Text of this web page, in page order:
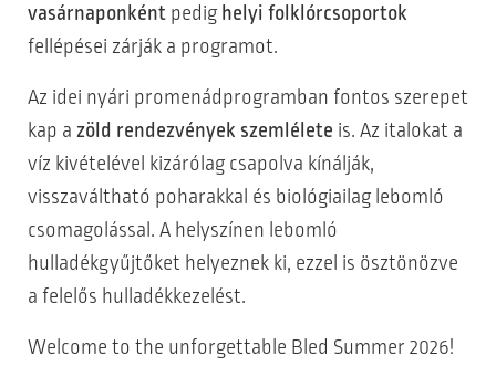
vasárnaponként pedig helyi folklórcsoportok
fellépései zárják a programot.
Az idei nyári promenádprogramban fontos szerepet
kap a zöld rendezvények szemlélete is. Az italokat a
víz kivételével kizárólag csapolva kínálják,
visszaváltható poharakkal és biológiailag lebomló
csomagolással. A helyszínen lebomló
hulladékgyűjtőket helyeznek ki, ezzel is ösztönözve
a felelős hulladékkezelést.
Welcome to the unforgettable Bled Summer 2026!